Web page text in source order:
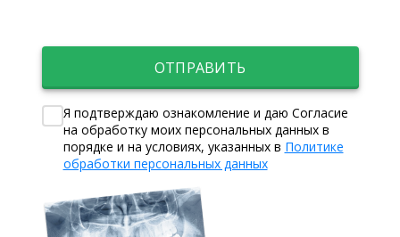
ОТПРАВИТЬ
Я подтверждаю ознакомление и даю Согласие
на обработку моих персональных данных в
порядке и на условиях, указанных в Политике
обработки персональных данных